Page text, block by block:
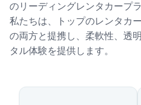
のリーディングレンタカープ
私たちは、トップのレンタカ
の両方と提携し、柔軟性、透
タル体験を提供します。
チュニジアの人